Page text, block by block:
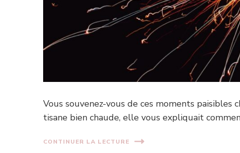
Vous souvenez-vous de ces moments paisibles
tisane bien chaude, elle vous expliquait
CONTINUER LA LECTURE